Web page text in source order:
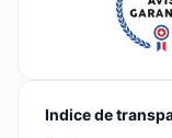
Indice de